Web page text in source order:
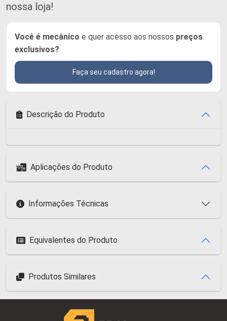
nossa loja!
Você é mecânico e quer acesso aos nossos preços
exclusivos?
Faça seu cadastro agora!
Descrição do Produto
Aplicações do Produto
Informações Técnicas
Equivalentes do Produto
Produtos Similares